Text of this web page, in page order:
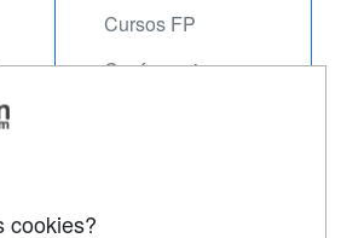
Cursos FP
Conferencias
cookies?